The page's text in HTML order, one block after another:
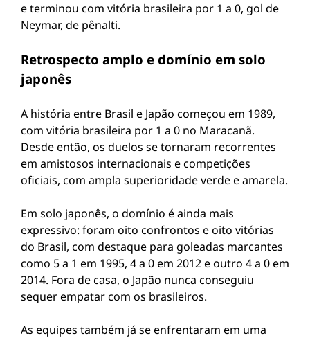
e terminou com vitória brasileira por 1 a 0, gol de
Neymar, de pênalti.
Retrospecto amplo e domínio em solo
japonês
A história entre Brasil e Japão começou em 1989,
com vitória brasileira por 1 a 0 no Maracanã.
Desde então, os duelos se tornaram recorrentes
em amistosos internacionais e competições
oficiais, com ampla superioridade verde e amarela.
Em solo japonês, o domínio é ainda mais
expressivo: foram oito confrontos e oito vitórias
do Brasil, com destaque para goleadas marcantes
como 5 a 1 em 1995, 4 a 0 em 2012 e outro 4 a 0 em
2014. Fora de casa, o Japão nunca conseguiu
sequer empatar com os brasileiros.
As equipes também já se enfrentaram em uma